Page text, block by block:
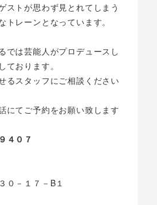
ストが思わず見とれてしまう
トレーンとなっています。
では芸能人がプロデュースし
ております。
るスタッフにご相談ください
にてご予約をお願い致します
４０７
０－１７－B１